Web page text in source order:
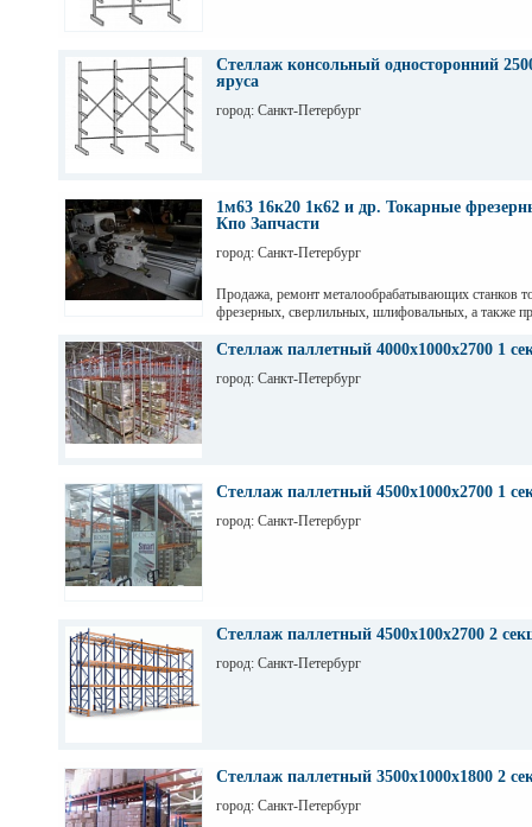
Стеллаж консольный односторонний
яруса
город: Санкт-Петербург
1м63 16к20 1к62 и др. Токарные
Кпо Запчасти
город: Санкт-Петербург
Продажа, ремонт металообрабатывающих станков
фрезерных, сверлильных, шлифовальных, а также
оборудования. Торг. Выбор. Пусконаладка. Санкт-
Стеллаж паллетный 4000х1000х2700 1
город: Санкт-Петербург
Стеллаж паллетный 4500х1000х2700 1
город: Санкт-Петербург
Стеллаж паллетный 4500х100х2700 2
город: Санкт-Петербург
Стеллаж паллетный 3500х1000х1800 2
город: Санкт-Петербург